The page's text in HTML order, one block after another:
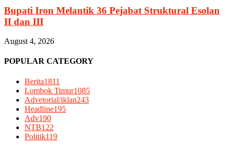
Bupati Iron Melantik 36 Pejabat Struktural Esolan
II dan III
August 4, 2026
POPULAR CATEGORY
Berita1811
Lombok Timur1085
Advetorial/iklan243
Headline195
Adv190
NTB122
Politik119